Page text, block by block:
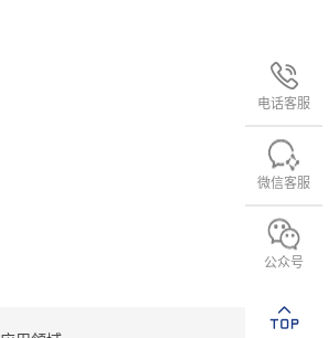
电话客服
微信客服
公众号